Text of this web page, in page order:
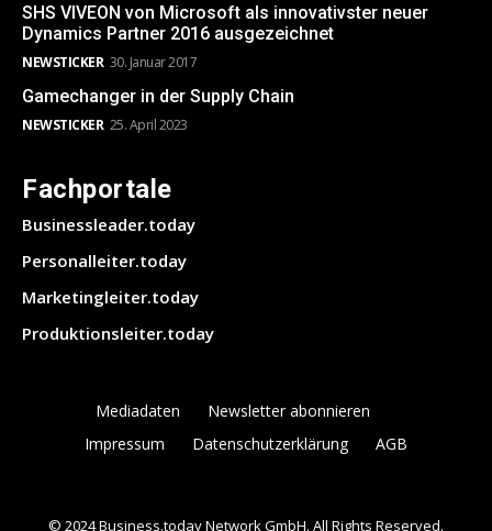
SHS VIVEON von Microsoft als innovativster neuer
Dynamics Partner 2016 ausgezeichnet
NEWSTICKER 30. Januar 2017
Gamechanger in der Supply Chain
NEWSTICKER 25. April 2023
Fachportale
Businessleader.today
Personalleiter.today
Marketingleiter.today
Produktionsleiter.today
Mediadaten
Newsletter abonnieren
Impressum
Datenschutzerklärung AGB
© 2024 Business.today Network GmbH. All Rights Reserved.